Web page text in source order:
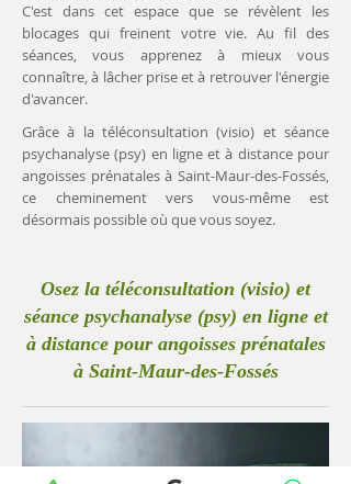
C'est dans cet espace que se révèlent les
blocages qui freinent votre vie. Au fil des
séances, vous apprenez à mieux vous
connaître, à lâcher prise et à retrouver l'énergie
d'avancer.
Grâce à la téléconsultation (visio) et séance
psychanalyse (psy) en ligne et à distance pour
angoisses prénatales à Saint-Maur-des-Fossés,
ce cheminement vers vous-même est
désormais possible où que vous soyez.
Osez la téléconsultation (visio) et
séance psychanalyse (psy) en ligne et
à distance pour angoisses prénatales
à Saint-Maur-des-Fossés